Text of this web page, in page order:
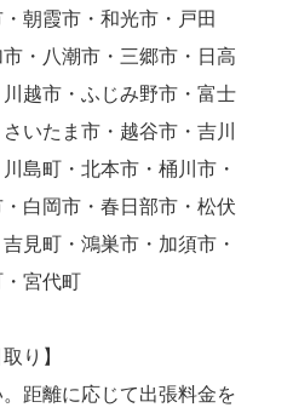
朝霞市・和光市・戸田
・八潮市・三郷市・日高
越市・ふじみ野市・富士
いたま市・越谷市・吉川
島町・北本市・桶川市・
・白岡市・春日部市・松伏
見町・鴻巣市・加須市・
宮代町
り】
距離に応じて出張料金を